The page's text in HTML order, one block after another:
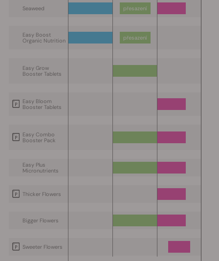
Seaweed
Easy Boost
Organic Nutrition
Easy Grow
Booster Tablets
Easy Bloom
Booster Tablets
Easy Combo
Booster Pack
Easy Plus
Micronutrients
Thicker Flowers
Bigger Flowers
Sweeter Flowers
přesazení
přesazení